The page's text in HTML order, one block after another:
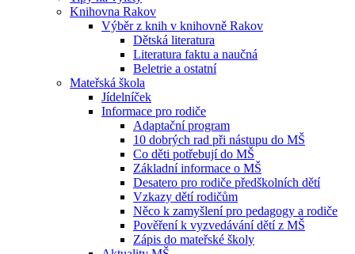
Knihovna Rakov
Výběr z knih v knihovně Rakov
Dětská literatura
Literatura faktu a naučná
Beletrie a ostatní
Mateřská škola
Jídelníček
Informace pro rodiče
Adaptační program
10 dobrých rad při nástupu do MŠ
Co děti potřebují do MŠ
Základní informace o MŠ
Desatero pro rodiče předškolních dětí
Vzkazy dětí rodičům
Něco k zamyšlení pro pedagogy a rodiče
Pověření k vyzvedávání dětí z MŠ
Zápis do mateřské školy